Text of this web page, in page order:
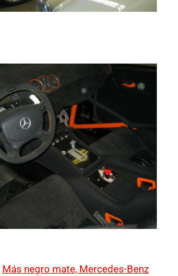
Más negro mate, Mercedes-Benz